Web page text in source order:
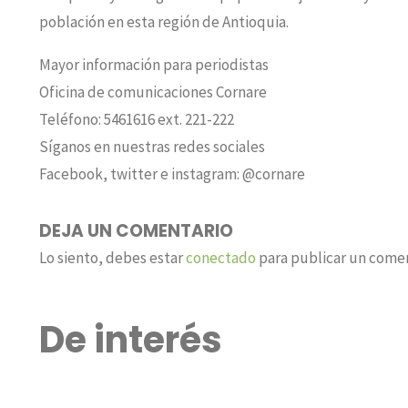
población en esta región de Antioquia.
Mayor información para periodistas
Oficina de comunicaciones Cornare
Teléfono: 5461616 ext. 221-222
Síganos en nuestras redes sociales
Facebook, twitter e instagram: @cornare
DEJA UN COMENTARIO
Lo siento, debes estarconectado para publicar un
De interés